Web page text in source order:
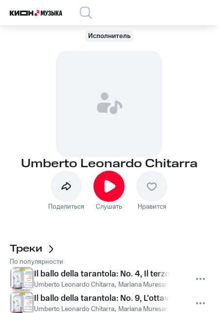
Исполнитель
Umberto Leonardo Chitarra
Поделиться Слушать Нравится
Треки
По популярности
Il ballo della tarantola: No. 4, Il terzo antidoto
Umberto Leonardo Chitarra, Mariana Muresanu Violino
Il ballo della tarantola: No. 9, L'ottavo antidoto
Umberto Leonardo Chitarra, Mariana Muresanu Violino